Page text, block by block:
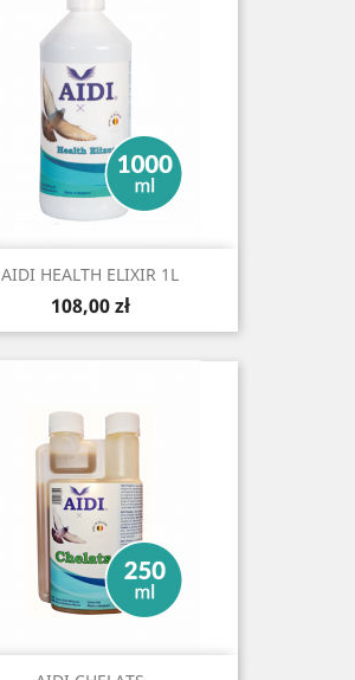
AIDI HEALTH ELIXIR 1L
Cena
108,00 zł